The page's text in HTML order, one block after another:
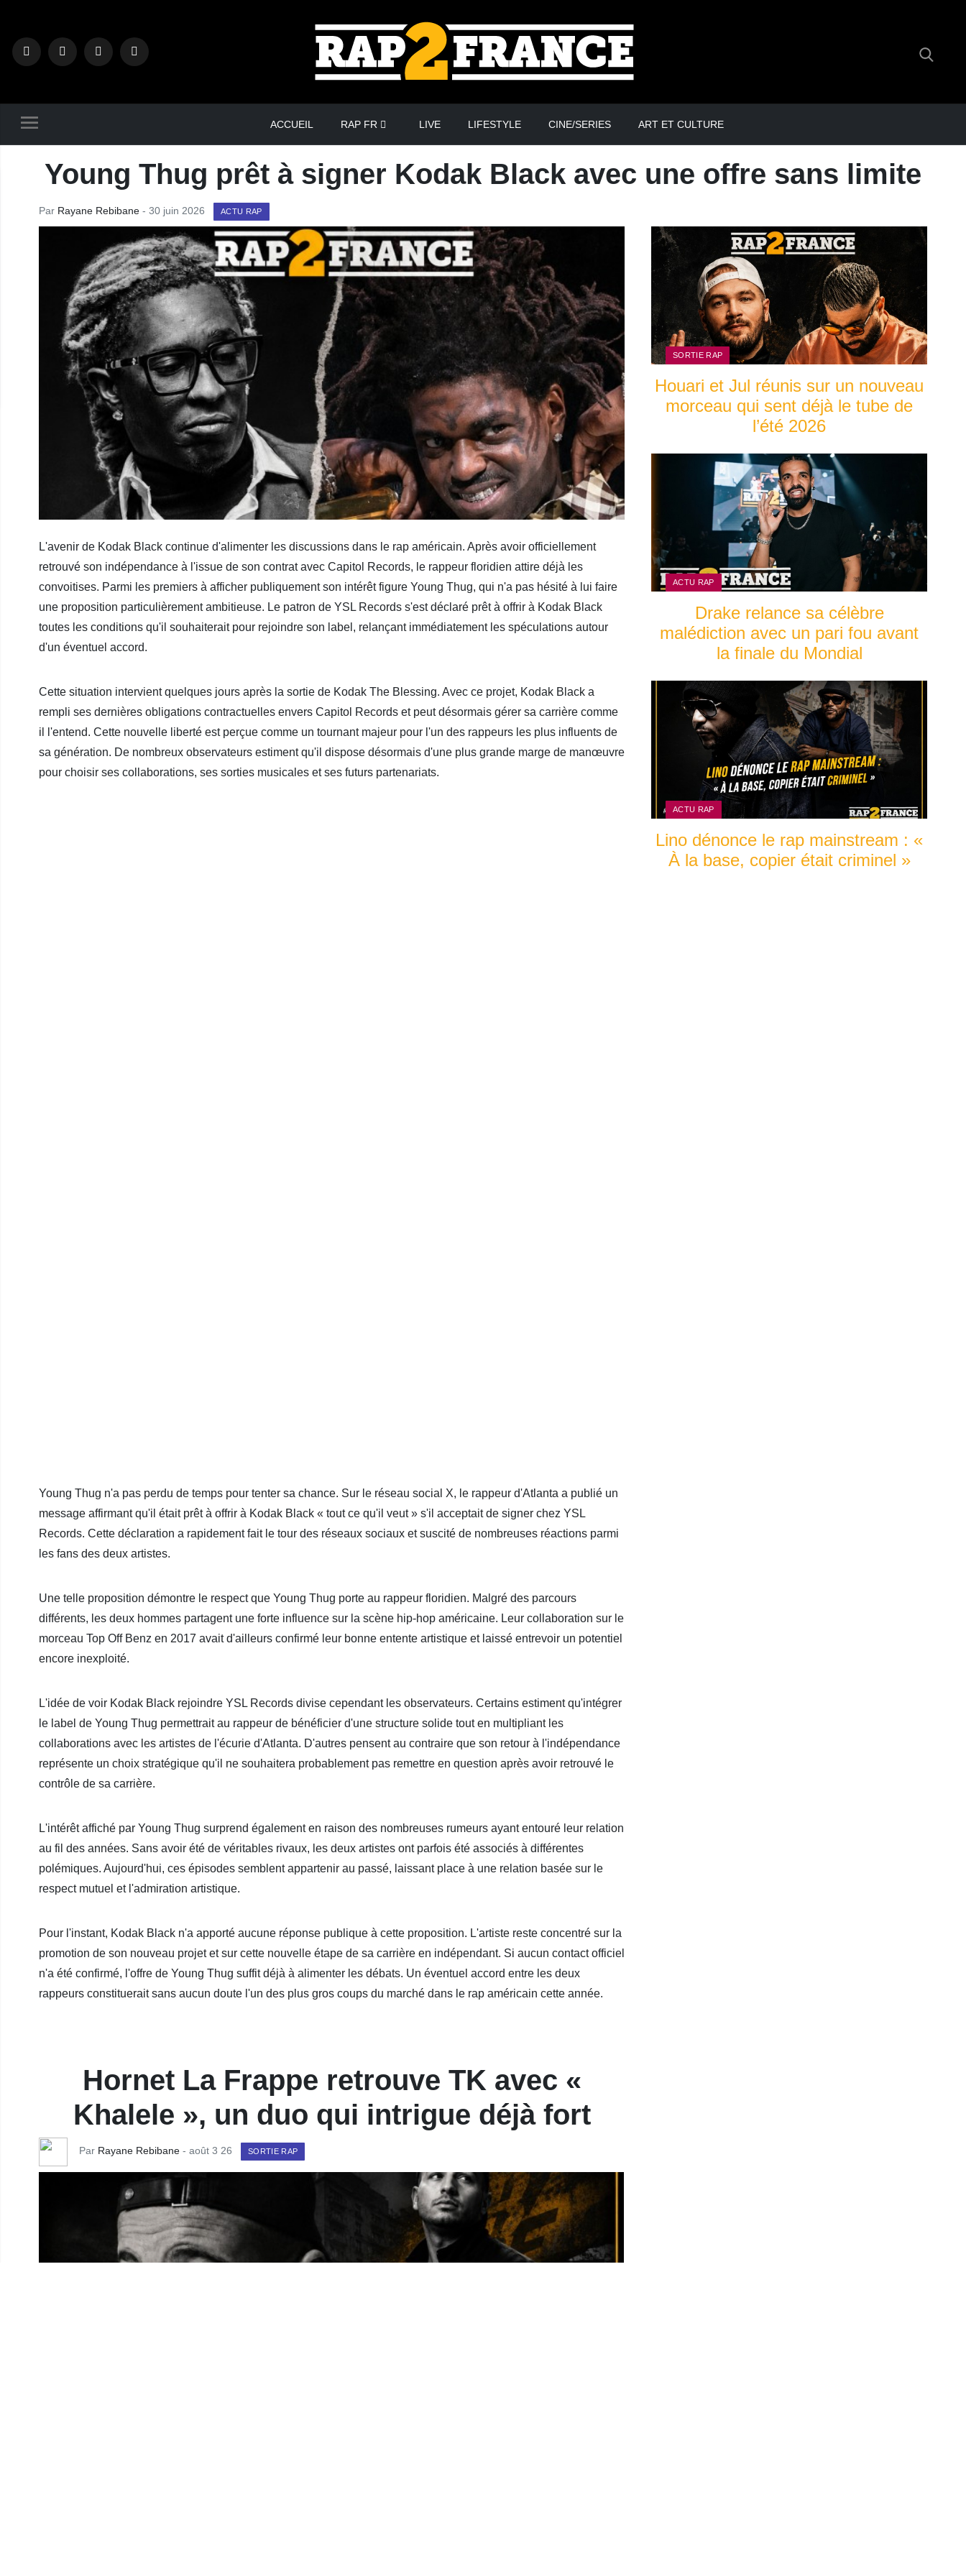
ACCUEIL RAP FR LIVE LIFESTYLE CINE/SERIES ART ET CULTURE
Young Thug prêt à signer Kodak Black avec une offre sans limite
Par Rayane Rebibane - 30 juin 2026 ACTU RAP
L'avenir de Kodak Black continue d'alimenter les discussions dans le rap américain. Après avoir officiellement
retrouvé son indépendance à l'issue de son contrat avec Capitol Records, le rappeur floridien attire déjà les
convoitises. Parmi les premiers à afficher publiquement son intérêt figure Young Thug, qui n'a pas hésité à lui faire
une proposition particulièrement ambitieuse. Le patron de YSL Records s'est déclaré prêt à offrir à Kodak Black
toutes les conditions qu'il souhaiterait pour rejoindre son label, relançant immédiatement les spéculations autour
d'un éventuel accord.
Cette situation intervient quelques jours après la sortie de Kodak The Blessing. Avec ce projet, Kodak Black a
rempli ses dernières obligations contractuelles envers Capitol Records et peut désormais gérer sa carrière comme
il l'entend. Cette nouvelle liberté est perçue comme un tournant majeur pour l'un des rappeurs les plus influents de
sa génération. De nombreux observateurs estiment qu'il dispose désormais d'une plus grande marge de manœuvre
pour choisir ses collaborations, ses sorties musicales et ses futurs partenariats.
Young Thug n'a pas perdu de temps pour tenter sa chance. Sur le réseau social X, le rappeur d'Atlanta a publié un
message affirmant qu'il était prêt à offrir à Kodak Black « tout ce qu'il veut » s'il acceptait de signer chez YSL
Records. Cette déclaration a rapidement fait le tour des réseaux sociaux et suscité de nombreuses réactions parmi
les fans des deux artistes.
Une telle proposition démontre le respect que Young Thug porte au rappeur floridien. Malgré des parcours
différents, les deux hommes partagent une forte influence sur la scène hip-hop américaine. Leur collaboration sur le
morceau Top Off Benz en 2017 avait d'ailleurs confirmé leur bonne entente artistique et laissé entrevoir un potentiel
encore inexploité.
L'idée de voir Kodak Black rejoindre YSL Records divise cependant les observateurs. Certains estiment qu'intégrer
le label de Young Thug permettrait au rappeur de bénéficier d'une structure solide tout en multipliant les
collaborations avec les artistes de l'écurie d'Atlanta. D'autres pensent au contraire que son retour à l'indépendance
représente un choix stratégique qu'il ne souhaitera probablement pas remettre en question après avoir retrouvé le
contrôle de sa carrière.
L'intérêt affiché par Young Thug surprend également en raison des nombreuses rumeurs ayant entouré leur relation
au fil des années. Sans avoir été de véritables rivaux, les deux artistes ont parfois été associés à différentes
polémiques. Aujourd'hui, ces épisodes semblent appartenir au passé, laissant place à une relation basée sur le
respect mutuel et l'admiration artistique.
Pour l'instant, Kodak Black n'a apporté aucune réponse publique à cette proposition. L'artiste reste concentré sur la
promotion de son nouveau projet et sur cette nouvelle étape de sa carrière en indépendant. Si aucun contact officiel
n'a été confirmé, l'offre de Young Thug suffit déjà à alimenter les débats. Un éventuel accord entre les deux
rappeurs constituerait sans aucun doute l'un des plus gros coups du marché dans le rap américain cette année.
Hornet La Frappe retrouve TK avec «
Khalele », un duo qui intrigue déjà fort
Par Rayane Rebibane - août 3 26 SORTIE RAP
SORTIE RAP
Houari et Jul réunis sur un nouveau
morceau qui sent déjà le tube de
l’été 2026
ACTU RAP
Drake relance sa célèbre
malédiction avec un pari fou avant
la finale du Mondial
ACTU RAP
Lino dénonce le rap mainstream : «
À la base, copier était criminel »